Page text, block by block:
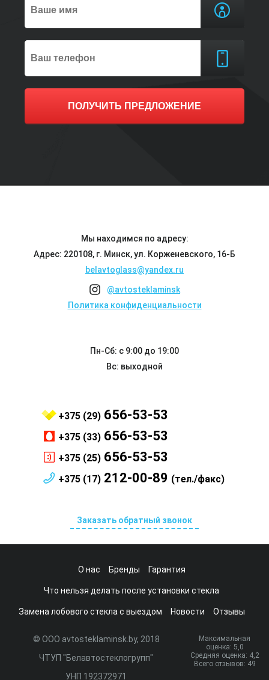
ПОЛУЧИТЬ ПРЕДЛОЖЕНИЕ
Мы находимся по адресу:
Адрес: 220108, г. Минск, ул. Корженевского, 16-Б
belavtoglass@yandex.ru
@avtosteklaminsk
Политика конфиденциальности
Пн-Сб: с 9:00 до 19:00
Вс: выходной
+375 (29) 656-53-53
+375 (33) 656-53-53
+375 (25) 656-53-53
+375 (17) 212-00-89 (тел./факс)
Заказать обратный звонок
О нас Бренды Гарантия
Что нельзя делать после установки стекла
Замена лобового стекла с выездом Новости Отзывы
© ООО avtosteklaminsk.by, 2018
ЧТУП "Белавтостеклогрупп"
УНП 192372971
Максимальная
оценка: 5,0
Средняя оценка: 4,2
Всего отзывов: 49